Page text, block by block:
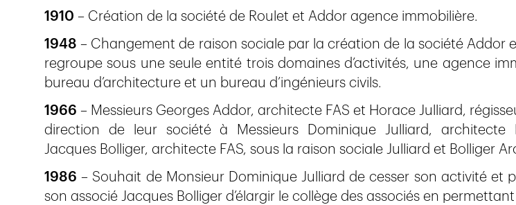
1910 – Création de la société de Roulet et Addor agence immobilière.
1948 – Changement de raison sociale par la création de la société Addor
regroupe sous une seule entité trois domaines d’activités, une agence
bureau d’architecture et un bureau d’ingénieurs civils.
1966 – Messieurs Georges Addor, architecte FAS et Horace Julliard,
direction de leur société à Messieurs Dominique Julliard, architecte
Jacques Bolliger, architecte FAS, sous la raison sociale Julliard et Bolliger
1986 – Souhait de Monsieur Dominique Julliard de cesser son activité et
son associé Jacques Bolliger d’élargir le collège des associés en